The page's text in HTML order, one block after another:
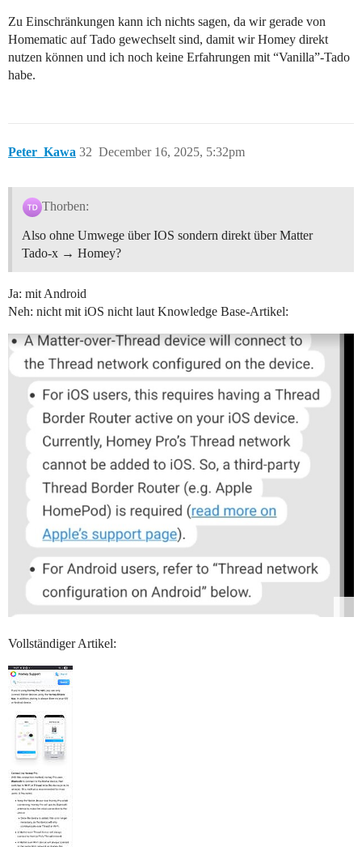
Zu Einschränkungen kann ich nichts sagen, da wir gerade von
Homematic auf Tado gewechselt sind, damit wir Homey direkt
nutzen können und ich noch keine Erfahrungen mit “Vanilla”-Tado
habe.
Peter_Kawa December 16, 2025, 5:32pm
32
Thorben:
Also ohne Umwege über IOS sondern direkt über Matter
Tado-x → Homey?
Ja: mit Android
Neh: nicht mit iOS nicht laut Knowledge Base-Artikel:
Vollständiger Artikel: